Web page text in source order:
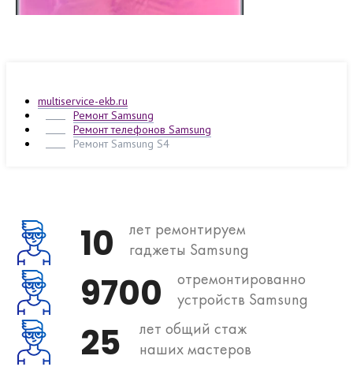
multiservice-ekb.ru
Ремонт Samsung
Ремонт телефонов Samsung
Ремонт Samsung S4
10
лет ремонтируем
гаджеты Samsung
9700
отремонтированно
устройств Samsung
25
лет общий стаж
наших мастеров